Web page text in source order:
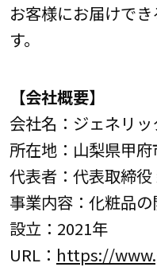
お客様にお届けで
す。
【会社概要】
会社名：ジェネリ
所在地：山梨県甲
代表者：代表取締
事業内容：化粧品
設立：2021年
URL： https://